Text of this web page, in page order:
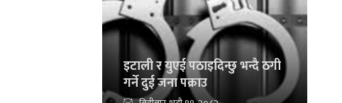
इटाली र युएई पठाइदिन्छु भन्दै ठगी
गर्ने दुई जना पक्राउ